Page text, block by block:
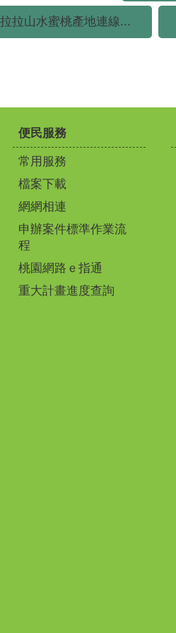
拉拉山水蜜桃產地連線...
便民服務
常用服務
檔案下載
網網相連
申辦案件標準作業流
程
桃園網路ｅ指通
重大計畫進度查詢